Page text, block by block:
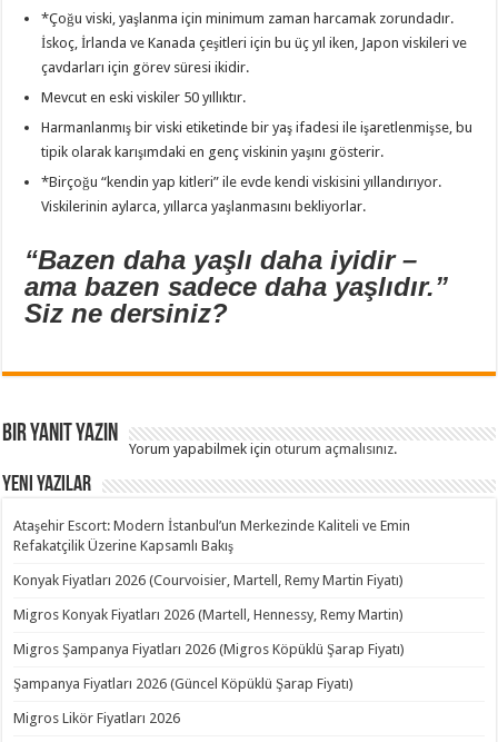
*Çoğu viski, yaşlanma için minimum zaman harcamak zorundadır.
İskoç, İrlanda ve Kanada çeşitleri için bu üç yıl iken, Japon viskileri ve
çavdarları için görev süresi ikidir.
Mevcut en eski viskiler 50 yıllıktır.
Harmanlanmış bir viski etiketinde bir yaş ifadesi ile işaretlenmişse, bu
tipik olarak karışımdaki en genç viskinin yaşını gösterir.
*Birçoğu “kendin yap kitleri” ile evde kendi viskisini yıllandırıyor.
Viskilerinin aylarca, yıllarca yaşlanmasını bekliyorlar.
“Bazen daha yaşlı daha iyidir –
ama bazen sadece daha yaşlıdır.”
Siz ne dersiniz?
Bir yanıt yazın
Yorum yapabilmek içinoturum açmalısınız.
Yeni Yazılar
Ataşehir Escort: Modern İstanbul’un Merkezinde Kaliteli ve Emin
Refakatçilik Üzerine Kapsamlı Bakış
Konyak Fiyatları 2026 (Courvoisier, Martell, Remy Martin Fiyatı)
Migros Konyak Fiyatları 2026 (Martell, Hennessy, Remy Martin)
Migros Şampanya Fiyatları 2026 (Migros Köpüklü Şarap Fiyatı)
Şampanya Fiyatları 2026 (Güncel Köpüklü Şarap Fiyatı)
Migros Likör Fiyatları 2026